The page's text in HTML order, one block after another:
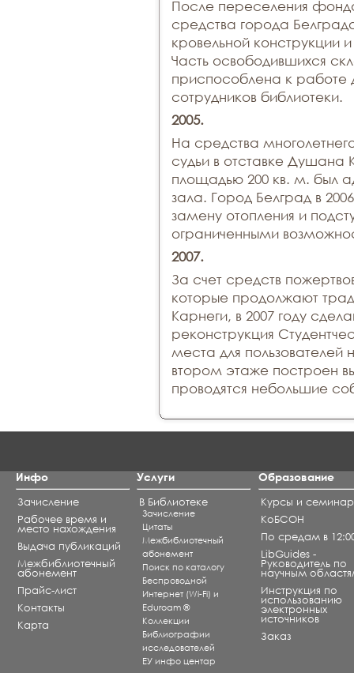
После переселения
средства города
кровельной конструкции
Часть освободившихся
приспособлена к работе
сотрудников библиотеки.
2005.
На средства
судьи в отставке
площадью 200 кв. м. был
зала. Город Белград в
замену отопления и
ограниченными
2007.
За счет средств
которые продолжают
Карнеги, в 2007 году
реконструкция
места для
втором этаже построен
проводятся небольшие
Инфо
Зачисление
Рабочее время и
место нахождения
Выдача публикаций
Межбиблиотечный
абонемент
Прайс-лист
Контакты
Карта
Услуги
В Библиотеке
Зачисление
Цитаты
Межбиблиотечный
абонемент
Поиск по каталогу
Беспроводной
Интернет (Wi-Fi) и
Eduroam ®
Коллекции
Библиографии
исследователей
ЕУ инфо центар
Образование
Курсы и
КоБСОН
По средам в
LibGuides -
Руководитель по
научным
Инструкция по
использованию
электронных
источников
Заказ